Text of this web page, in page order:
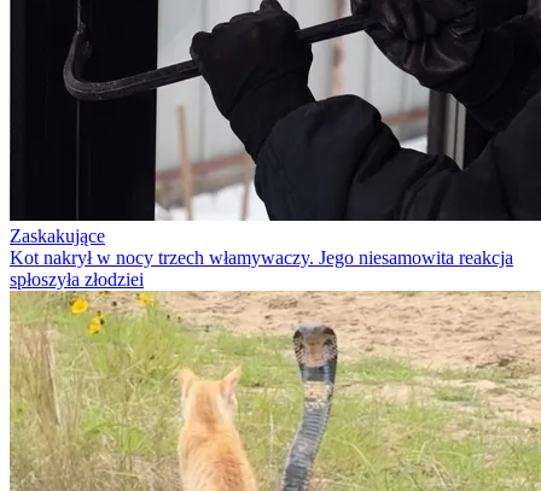
Zaskakujące
Kot nakrył w nocy trzech włamywaczy. Jego niesamowita reakcja
spłoszyła złodziei